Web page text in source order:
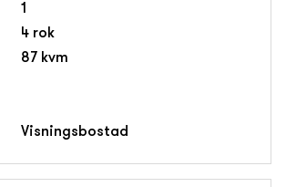
1
4 rok
87 kvm
Visnings­bostad